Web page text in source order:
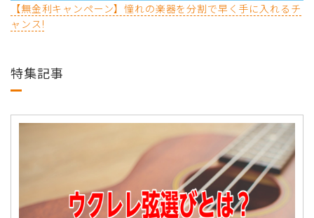
【無金利キャンペーン】憧れの楽器を分割で早く手に入れるチ
ャンス!
特集記事